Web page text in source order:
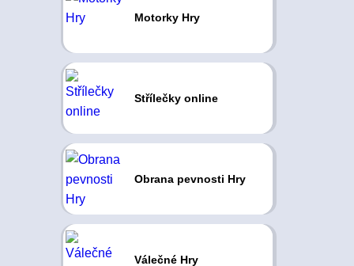
Motorky Hry
Střílečky online
Obrana pevnosti Hry
Válečné Hry